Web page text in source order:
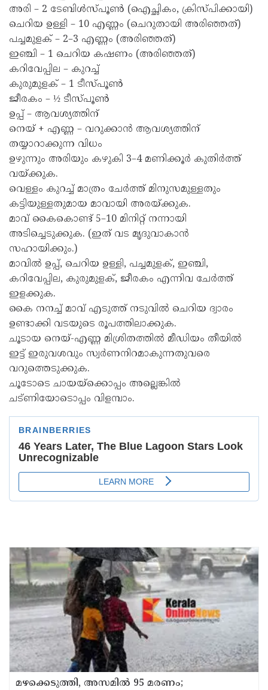
അരി – 2 ടേബിൾസ്പൂൺ (ഐച്ഛികം, ക്രിസ്പിക്കായി)
ചെറിയ ഉള്ളി – 10 എണ്ണം (ചെറുതായി അരിഞ്ഞത്)
പച്ചമുളക് – 2–3 എണ്ണം (അരിഞ്ഞത്)
ഇഞ്ചി – 1 ചെറിയ കഷണം (അരിഞ്ഞത്)
കറിവേപ്പില – കുറച്ച്
കുരുമുളക് – 1 ടീസ്പൂൺ
ജീരകം – ½ ടീസ്പൂൺ
ഉപ്പ് – ആവശ്യത്തിന്
നെയ് + എണ്ണ – വറുക്കാൻ ആവശ്യത്തിന്
തയ്യാറാക്കുന്ന വിധം
ഉഴുന്നും അരിയും കഴുകി 3–4 മണിക്കൂർ കുതിർത്ത്
വയ്ക്കുക.
വെള്ളം കുറച്ച് മാത്രം ചേർത്ത് മിനുസമുള്ളതും
കട്ടിയുള്ളതുമായ മാവായി അരയ്ക്കുക.
മാവ് കൈകൊണ്ട് 5–10 മിനിറ്റ് നന്നായി
അടിച്ചെടുക്കുക. (ഇത് വട മൃദുവാകാൻ
സഹായിക്കും.)
മാവിൽ ഉപ്പ്, ചെറിയ ഉള്ളി, പച്ചമുളക്, ഇഞ്ചി,
കറിവേപ്പില, കുരുമുളക്, ജീരകം എന്നിവ ചേർത്ത്
ഇളക്കുക.
കൈ നനച്ച് മാവ് എടുത്ത് നടുവിൽ ചെറിയ ദ്വാരം
ഉണ്ടാക്കി വടയുടെ രൂപത്തിലാക്കുക.
ചൂടായ നെയ്-എണ്ണ മിശ്രിതത്തിൽ മീഡിയം തീയിൽ
ഇട്ട് ഇരുവശവും സ്വർണനിറമാകുന്നതുവരെ
വറുത്തെടുക്കുക.
ചൂടോടെ ചായയ്‌ക്കൊപ്പം അല്ലെങ്കിൽ
ചട്ണിയോടൊപ്പം വിളമ്പാം.
മഴക്കെടുത്തി, അസമിൽ 95 മരണം;